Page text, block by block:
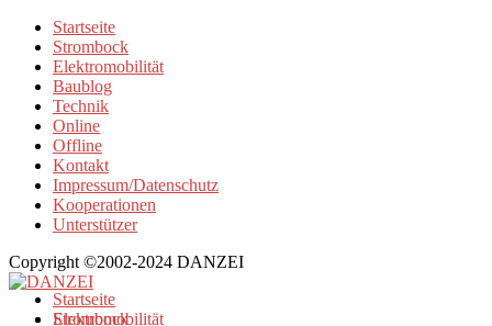
Startseite
Strombock
Elektromobilität
Baublog
Technik
Online
Offline
Kontakt
Impressum/Datenschutz
Kooperationen
Unterstützer
Copyright ©2002-2024 DANZEI
Startseite
Strombock
Elektromobilität